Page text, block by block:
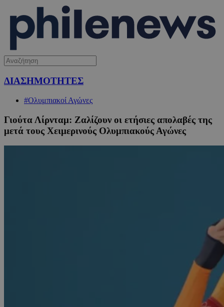
ΔΙΑΣΗΜΟΤΗΤΕΣ
#Ολυμπιακοί Αγώνες
Γιούτα Λίρνταμ: Ζαλίζουν οι ετήσιες απολαβές της
μετά τους Χειμερινούς Ολυμπιακούς Αγώνες